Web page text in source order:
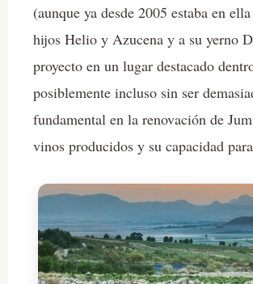
(aunque ya desde 2005 estaba en
hijos Helio y Azucena y a su yerno
proyecto en un lugar destacado
posiblemente incluso sin ser
fundamental en la renovación de
vinos producidos y su capacidad